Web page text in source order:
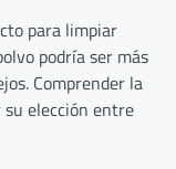
para limpiar
podría ser más
Comprender la
elección entre